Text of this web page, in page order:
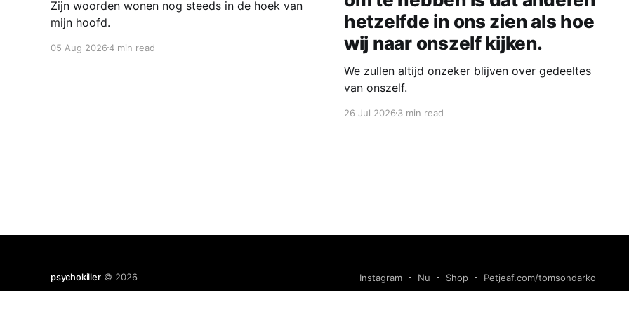
Zijn woorden wonen nog steeds in de hoek van
mijn hoofd.
05 Aug 20264 min read
hetzelfde in ons zien als hoe
wij naar onszelf kijken.
We zullen altijd onzeker blijven over gedeeltes
van onszelf.
26 Jul 20263 min read
psychokiller© 2026 Instagram Nu Shop Petjeaf.com/tomsondarko